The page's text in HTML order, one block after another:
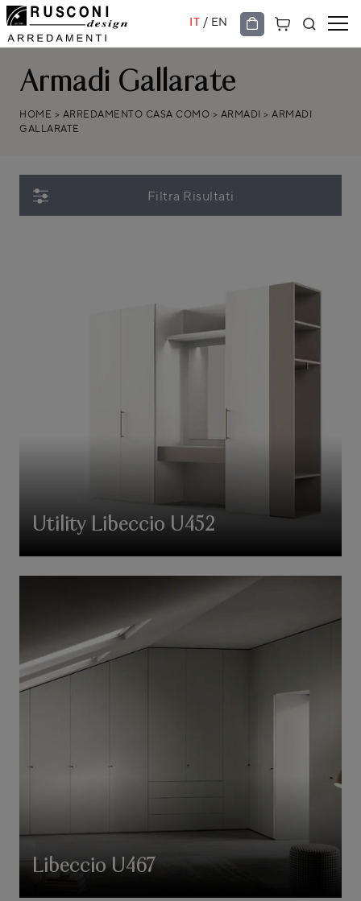
IT / EN
Armadi Gallarate
HOME > ARREDAMENTO CASA COMO > ARMADI > ARMADI
GALLARATE
Filtra Risultati
Utility Libeccio U452
Libeccio U467